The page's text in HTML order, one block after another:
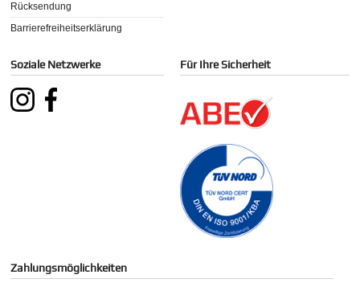
Rücksendung
Barrierefreiheitserklärung
Soziale Netzwerke Für Ihre Sicherheit
Zahlungsmöglichkeiten